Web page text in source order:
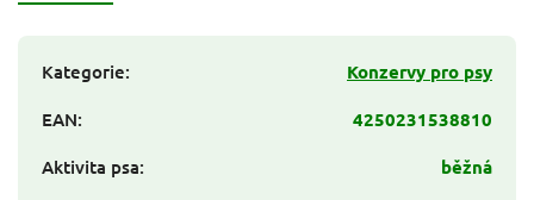
Kategorie:
Konzervy pro psy
EAN:
4250231538810
Aktivita psa:
běžná